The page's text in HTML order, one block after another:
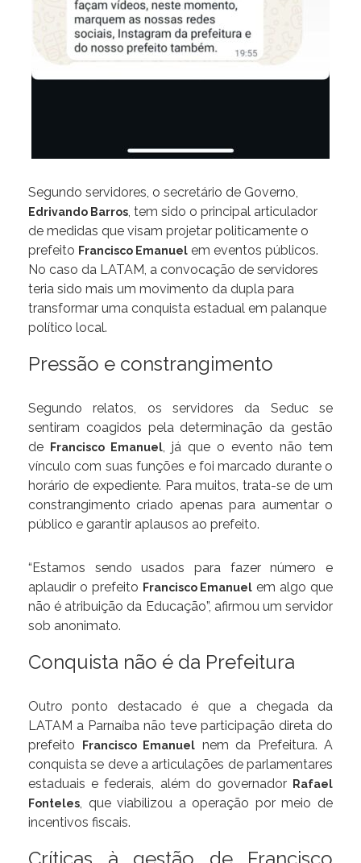
Segundo servidores, o secretário de Governo,
Edrivando Barros, tem sido o principal articulador
de medidas que visam projetar politicamente o
prefeito Francisco Emanuel em eventos públicos.
No caso da LATAM, a convocação de servidores
teria sido mais um movimento da dupla para
transformar uma conquista estadual em palanque
político local.
Pressão e constrangimento
Segundo relatos, os servidores da Seduc se
sentiram coagidos pela determinação da gestão
de
Francisco Emanuel, já que o evento não tem
vínculo com suas funções e foi marcado durante o
horário de expediente. Para muitos, trata-se de um
constrangimento criado apenas para aumentar o
público e garantir aplausos ao prefeito.
“Estamos sendo usados para fazer número e
aplaudir o prefeito Francisco Emanuel em algo que
não é atribuição da Educação”, afirmou um servidor
sob anonimato.
Conquista não é da Prefeitura
Outro ponto destacado é que a chegada da
LATAM a Parnaíba não teve participação direta do
prefeito
Francisco Emanuel nem da Prefeitura. A
conquista se deve a articulações de parlamentares
estaduais e federais, além do governador
Rafael
Fonteles, que viabilizou a operação por meio de
incentivos fiscais.